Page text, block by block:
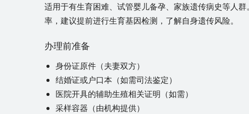
适用于有生育困难、试管婴儿备孕、家族遗传病史等人
率，建议提前进行生育基因检测，了解自身遗传风险。
办理前准备
身份证原件（夫妻双方）
结婚证或户口本（如需司法鉴定）
医院开具的辅助生殖相关证明（如需）
采样容器（由机构提供）